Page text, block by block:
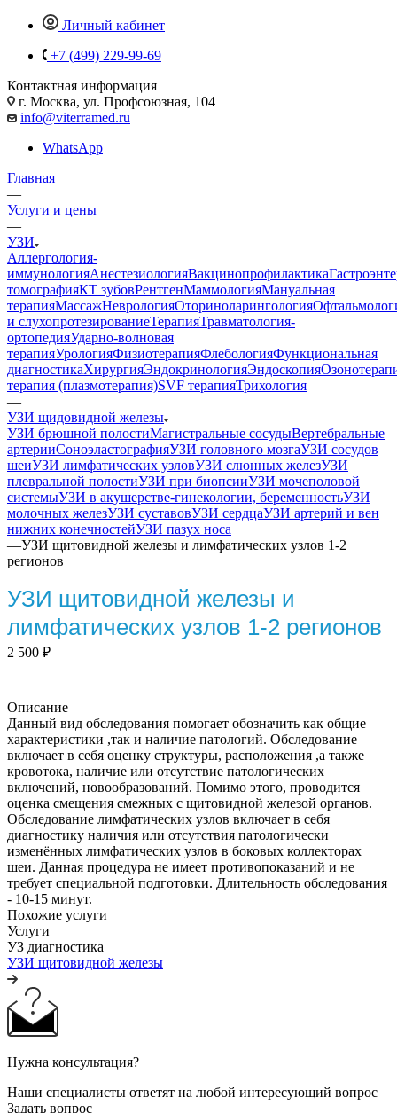
Личный кабинет
+7 (499) 229-99-69
Контактная информация
г. Москва, ул. Профсоюзная, 104
info@viterramed.ru
WhatsApp
Главная
—
Услуги и цены
—
УЗИ
Аллергология-
иммунологияАнестезиологияВакцинопрофилактика
томографияКТ зубовРентгенМаммологияМануальная
терапияМассажНеврологияОториноларингология
и слухопротезированиеТерапияТравматология-
ортопедияУдарно-волновая
терапияУрологияФизиотерапияФлебологияФункциональная
диагностикаХирургияЭндокринологияЭндоскопия
терапия (плазмотерапия)SVF терапияТрихология
—
УЗИ щидовидной железы
УЗИ брюшной полостиМагистральные сосудыВертебральные
артерииСоноэластографияУЗИ головного мозгаУЗИ сосудов
шеиУЗИ лимфатических узловУЗИ слюнных железУЗИ
плевральной полостиУЗИ при биопсииУЗИ мочеполовой
системыУЗИ в акушерстве-гинекологии, беременностьУЗИ
молочных железУЗИ суставовУЗИ сердцаУЗИ артерий и вен
нижних конечностейУЗИ пазух носа
—УЗИ щитовидной железы и лимфатических узлов 1-2
регионов
УЗИ щитовидной железы и
лимфатических узлов 1-2 регионов
2 500 ₽
Описание
Данный вид обследования помогает обозначить как общие
характеристики ,так и наличие патологий. Обследование
включает в себя оценку структуры, расположения ,а также
кровотока, наличие или отсутствие патологических
включений, новообразований. Помимо этого, проводится
оценка смещения смежных с щитовидной железой органов.
Обследование лимфатических узлов включает в себя
диагностику наличия или отсутствия патологически
изменённых лимфатических узлов в боковых коллекторах
шеи. Данная процедура не имеет противопоказаний и не
требует специальной подготовки. Длительность обследования
- 10-15 минут.
Похожие услуги
Услуги
УЗ диагностика
УЗИ щитовидной железы
Нужна консультация?
Наши специалисты ответят на любой интересующий вопрос
Задать вопрос